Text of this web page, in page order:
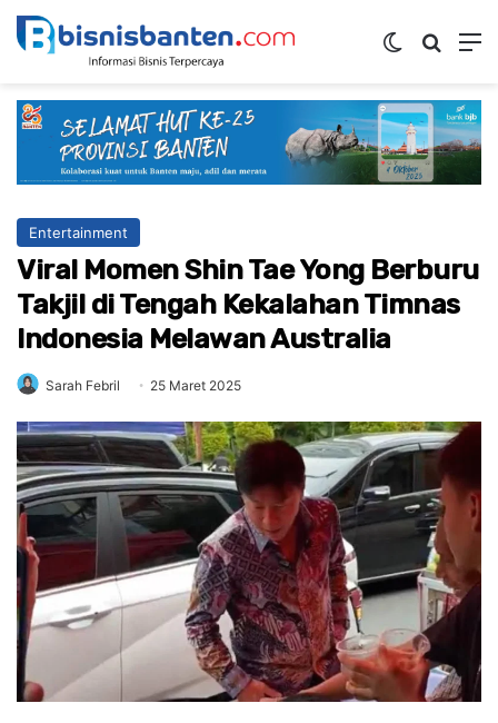
Switch skin
Entertainment
Viral Momen Shin Tae Yong Berburu
Takjil di Tengah Kekalahan Timnas
Indonesia Melawan Australia
Sarah Febril 25 Maret 2025